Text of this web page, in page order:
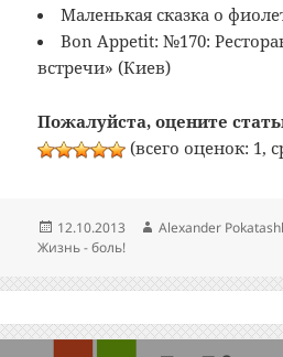
Маленькая сказка о
Bon Appetit: №170:
встречи» (Киев)
Пожалуйста, оцените
(всего оценок: 1,
Опубликовано
12.10.2013 Автор
Alexander
Жизнь - боль!